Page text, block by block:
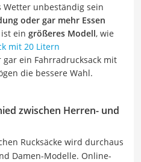
unbeständig sein
oder gar mehr Essen
ist ein größeres Modell, wie
mit 20 Litern
gar ein Fahrradrucksack mit
die bessere Wahl.
zwischen Herren- und
Rucksäcke wird durchaus
Damen-Modelle. Online-